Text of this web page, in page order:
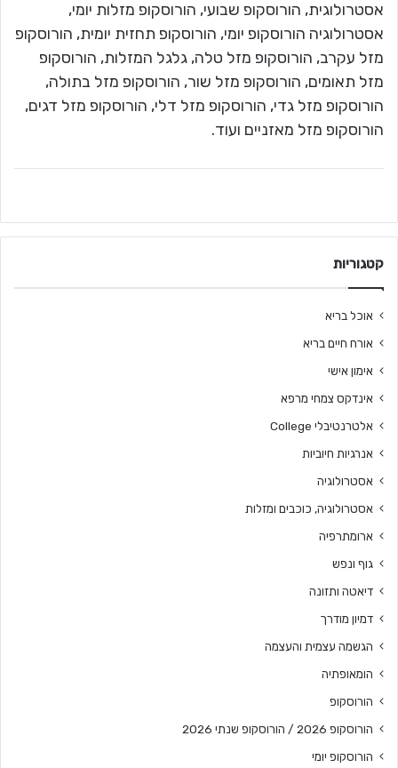
אסטרולוגית, הורוסקופ שבועי, הורוסקופ מזלות יומי,
אסטרולוגיה הורוסקופ יומי, הורוסקופ תחזית יומית, הורוסקופ
מזל עקרב, הורוסקופ מזל טלה, גלגל המזלות, הורוסקופ
מזל תאומים, הורוסקופ מזל שור, הורוסקופ מזל בתולה,
הורוסקופ מזל גדי, הורוסקופ מזל דלי, הורוסקופ מזל דגים,
הורוסקופ מזל מאזניים ועוד.
קטגוריות
אוכל בריא
אורח חיים בריא
אימון אישי
אינדקס צמחי מרפא
אלטרנטיבלי College
אנרגיות חיוביות
אסטרולוגיה
אסטרולוגיה, כוכבים ומזלות
ארומתרפיה
גוף ונפש
דיאטה ותזונה
דמיון מודרך
הגשמה עצמית והעצמה
הומאופתיה
הורוסקופ
הורוסקופ 2026 / הורוסקופ שנתי 2026
הורוסקופ יומי